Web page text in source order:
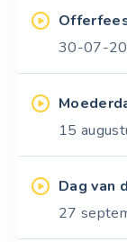
30-07-
15
Dag van
27